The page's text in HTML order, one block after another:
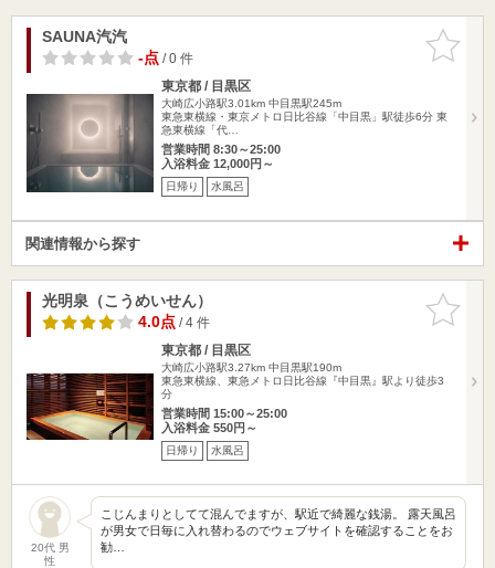
お気に入
りに追加
SAUNA汽汽
-点/ 0 件
東京都 / 目黒区
大崎広小路駅3.01km 中目黒駅245m
東急東横線・東京メトロ日比谷線「中目黒」駅徒歩6分 東
急東横線「代…
営業時間 8:30～25:00
入浴料金 12,000円～
日帰り 水風呂
関連情報から探す
お気に入
りに追加
光明泉（こうめいせん）
4.0点/ 4 件
東京都 / 目黒区
大崎広小路駅3.27km 中目黒駅190m
東急東横線、東急メトロ日比谷線『中目黒』駅より徒歩3
分
営業時間 15:00～25:00
入浴料金 550円～
日帰り 水風呂
20代 男
性
こじんまりとしてて混んでますが、駅近で綺麗な銭湯。 露天風呂
が男女で日毎に入れ替わるのでウェブサイトを確認することをお
勧…